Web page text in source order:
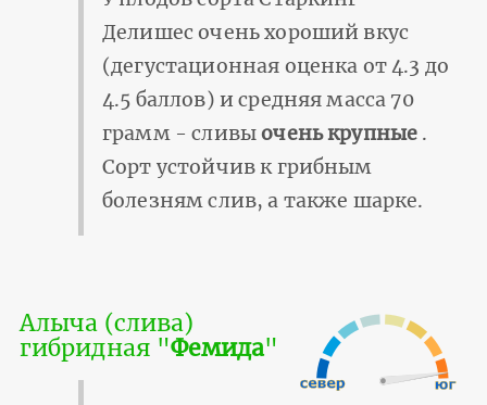
Делишес очень хороший вкус
(дегустационная оценка от 4.3 до
4.5 баллов) и средняя масса 70
грамм - сливыочень крупные .
Сорт устойчив к грибным
болезням слив, а также шарке.
Алыча (слива)
гибридная "Фемида"